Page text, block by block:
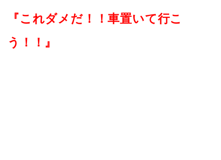
『これダメだ！！車置いて行こ
う！！』